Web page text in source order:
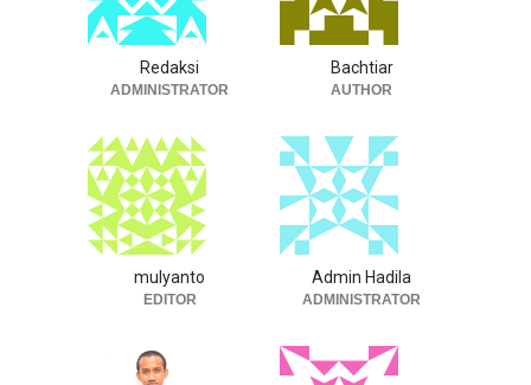
Redaksi
ADMINISTRATOR
Bachtiar
AUTHOR
mulyanto
EDITOR
Admin Hadila
ADMINISTRATOR